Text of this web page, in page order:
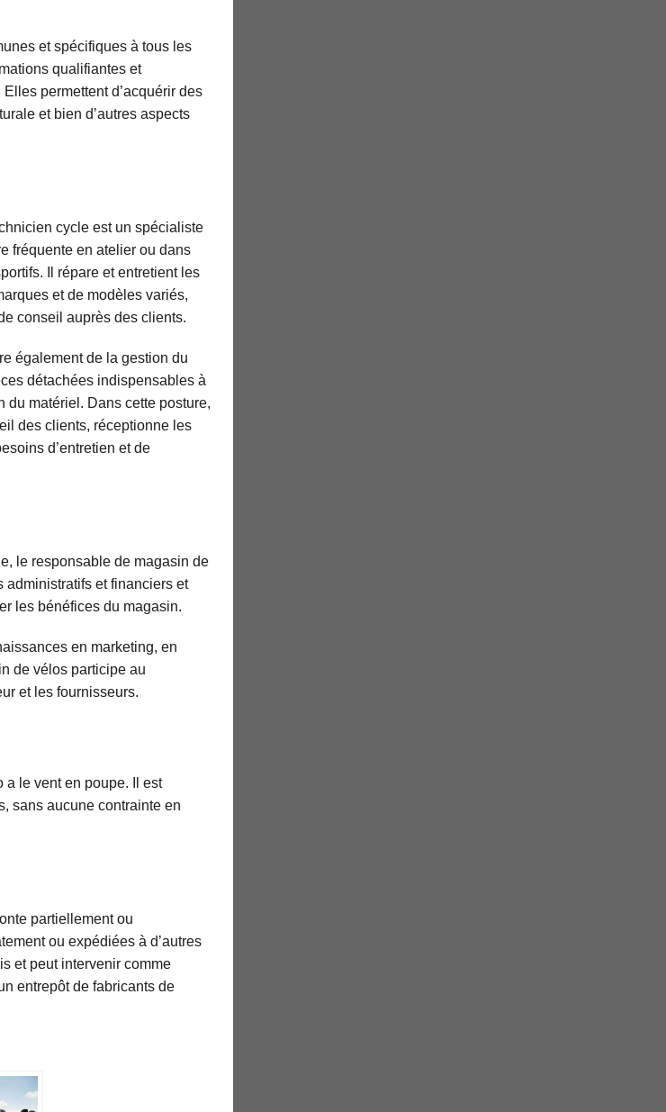
et spécifiques à tous les
qualifiantes et
permettent d’acquérir des
et bien d’autres aspects
cycle est un spécialiste
fréquente en atelier ou dans
Il répare et entretient les
et de modèles variés,
conseil auprès des clients.
également de la gestion du
détachées indispensables à
du matériel. Dans cette posture,
des clients, réceptionne les
d’entretien et de
le responsable de magasin de
administratifs et financiers et
les bénéfices du magasin.
en marketing, en
de vélos participe au
et les fournisseurs.
a le vent en poupe. Il est
sans aucune contrainte en
partiellement ou
ou expédiées à d’autres
et peut intervenir comme
entrepôt de fabricants de